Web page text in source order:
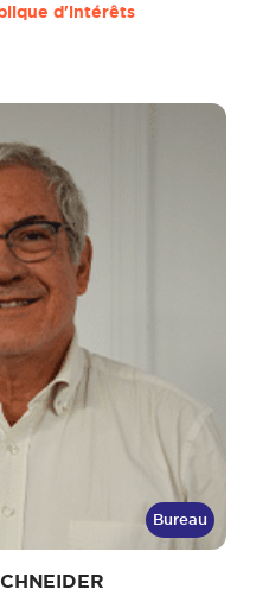
d'intérêts
Bureau